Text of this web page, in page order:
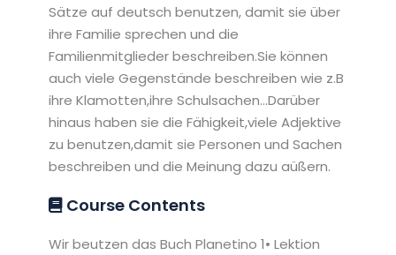
Sätze auf deutsch benutzen, damit sie über
ihre Familie sprechen und die
Familienmitglieder beschreiben.Sie können
auch viele Gegenstände beschreiben wie z.B
ihre Klamotten,ihre Schulsachen...Darüber
hinaus haben sie die Fähigkeit,viele Adjektive
zu benutzen,damit sie Personen und Sachen
beschreiben und die Meinung dazu aüßern.
Course Contents
Wir beutzen das Buch Planetino 1• Lektion